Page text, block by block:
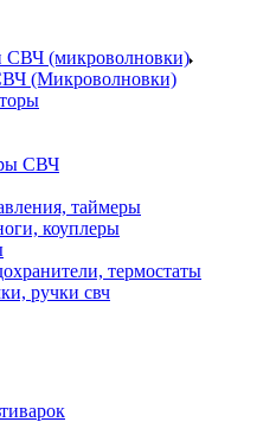
СВЧ (микроволновки)
(Микроволновки)
СВЧ
таймеры
коуплеры
термостаты
ручки свч